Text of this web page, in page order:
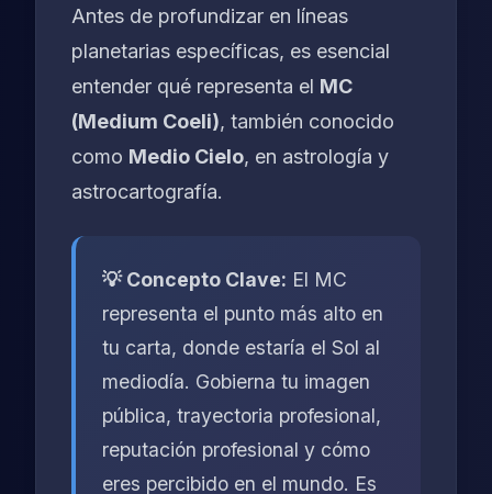
Antes de profundizar en líneas
planetarias específicas, es esencial
entender qué representa el MC
(Medium Coeli), también conocido
como Medio Cielo, en astrología y
astrocartografía.
💡 Concepto Clave: El MC
representa el punto más alto en
tu carta, donde estaría el Sol al
mediodía. Gobierna tu imagen
pública, trayectoria profesional,
reputación profesional y cómo
eres percibido en el mundo. Es